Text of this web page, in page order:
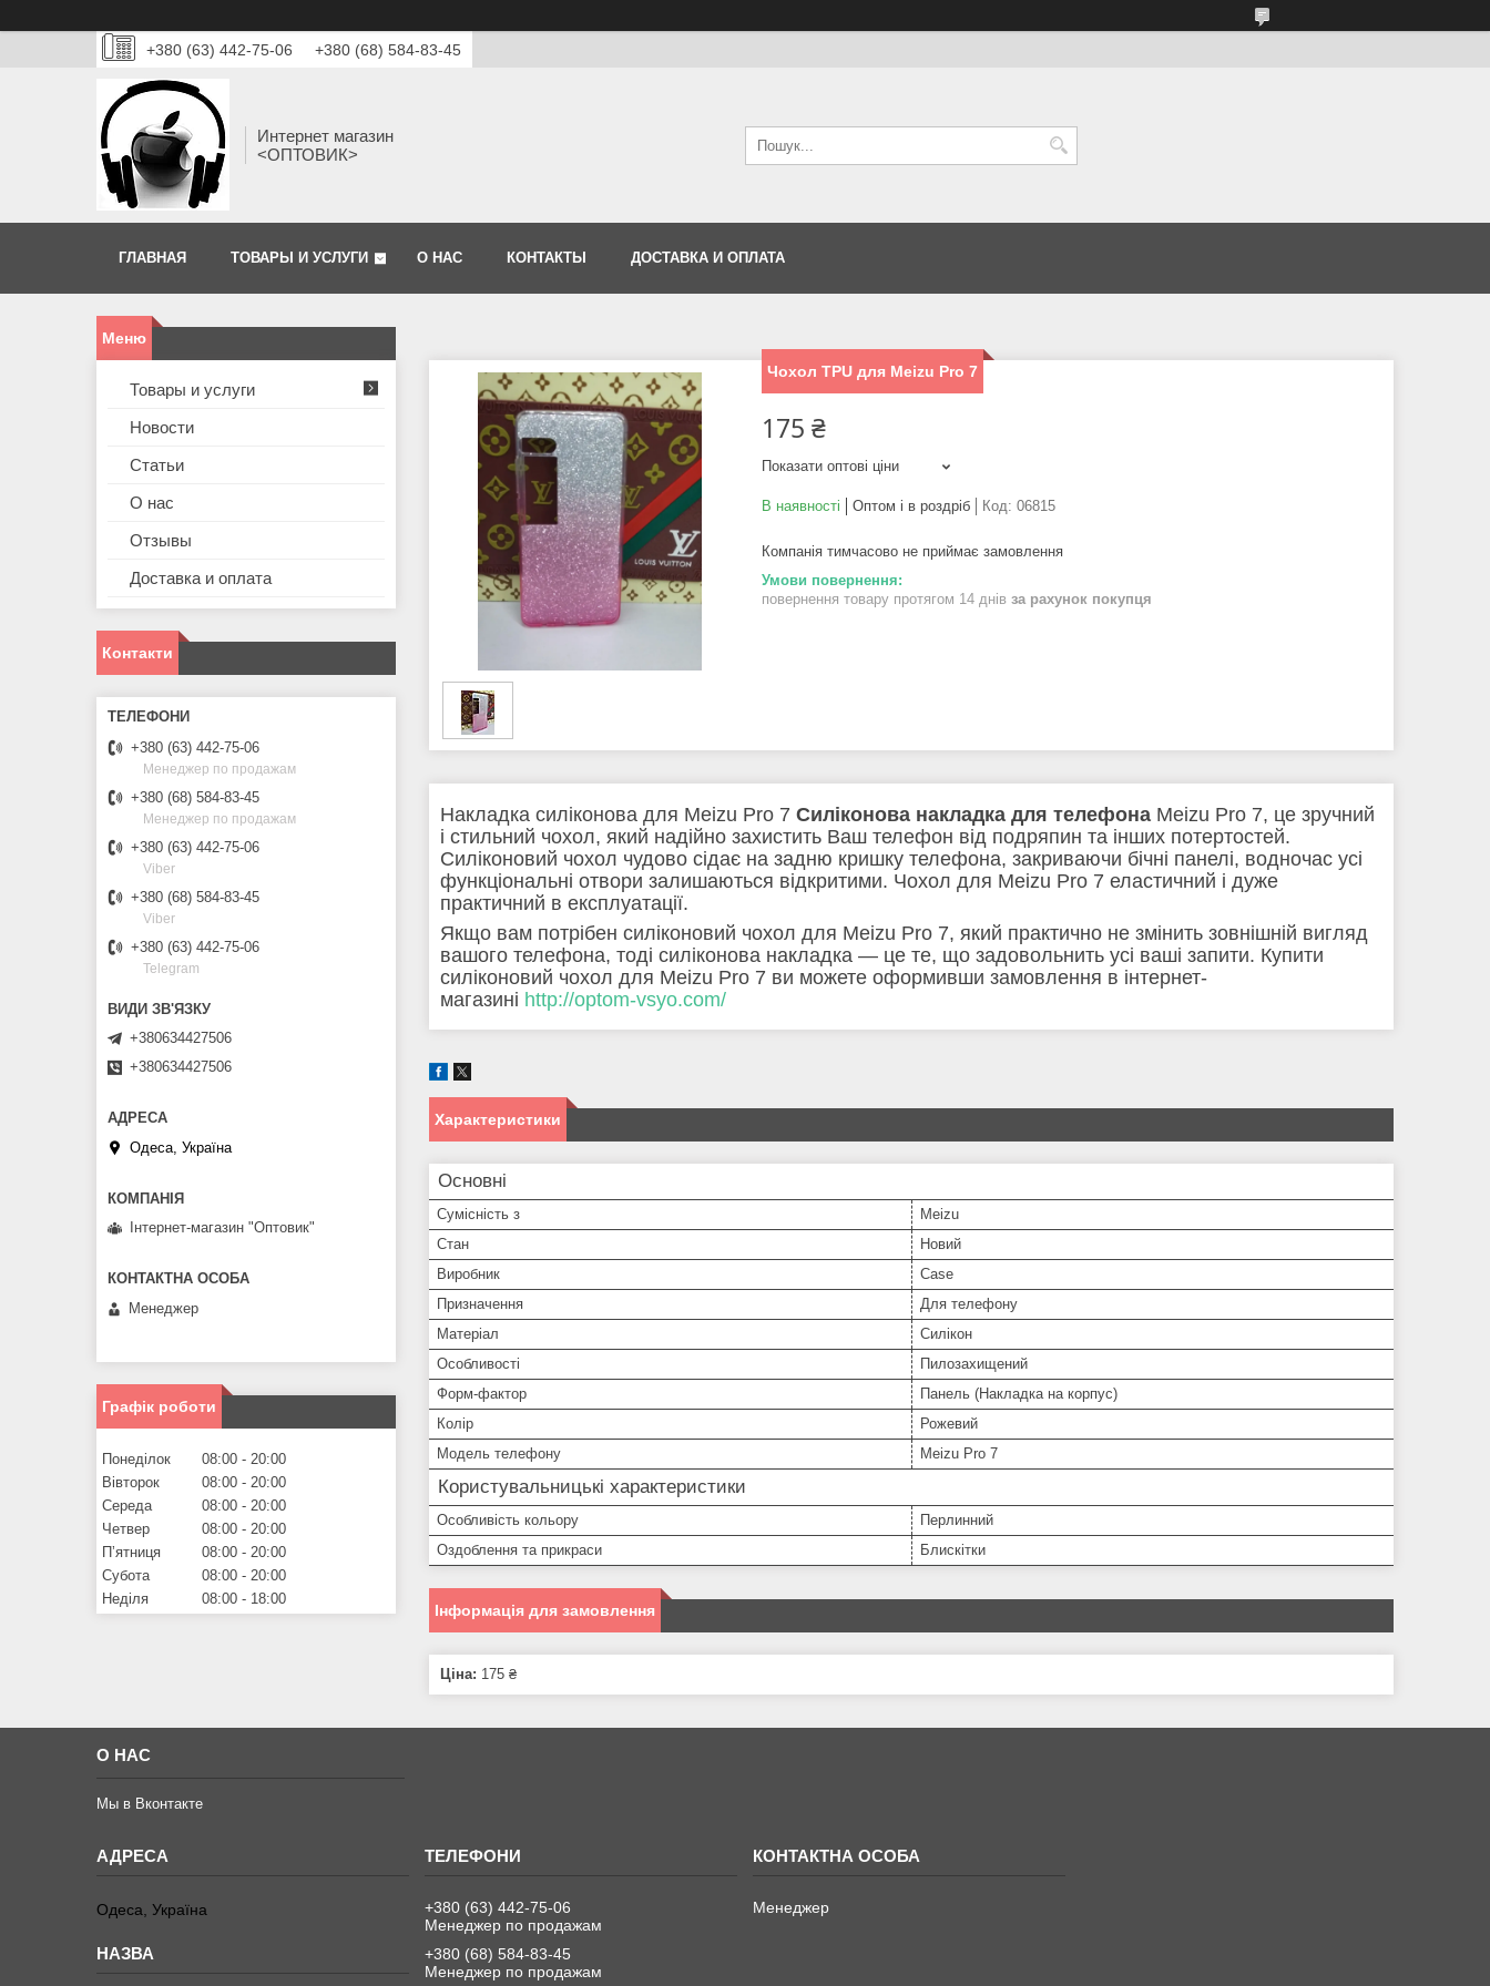
+380 (63) 442-75-06 +380 (68) 584-83-45
Интернет магазин
<ОПТОВИК>
ГЛАВНАЯ ТОВАРЫ И УСЛУГИ О НАС КОНТАКТЫ ДОСТАВКА И ОПЛАТА
Чохол TPU для Meizu Pro 7
175 ₴
Показати оптові ціни
В наявності Оптом і в роздріб Код: 06815
Компанія тимчасово не приймає замовлення
повернення товару протягом 14 днів за рахунок покупця
Накладка силіконова для Meizu Pro 7 Силіконова накладка для телефона Meizu Pro 7, це зручний
і стильний чохол, який надійно захистить Ваш телефон від подряпин та інших потертостей.
Силіконовий чохол чудово сідає на задню кришку телефона, закриваючи бічні панелі, водночас усі
функціональні отвори залишаються відкритими. Чохол для Meizu Pro 7 еластичний і дуже
практичний в експлуатації.
Якщо вам потрібен силіконовий чохол для Meizu Pro 7, який практично не змінить зовнішній вигляд
вашого телефона, тоді силіконова накладка — це те, що задовольнить усі ваші запити. Купити
силіконовий чохол для Meizu Pro 7 ви можете оформивши замовлення в інтернет-
магазині http://optom-vsyo.com/
Характеристики
Основні
Сумісність з
Meizu
Стан
Новий
Виробник
Case
Призначення
Для телефону
Матеріал
Силікон
Особливості
Пилозахищений
Форм-фактор
Панель (Накладка на корпус)
Колір
Рожевий
Модель телефону
Meizu Pro 7
Користувальницькі характеристики
Особливість кольору
Перлинний
Оздоблення та прикраси
Блискітки
Інформація для замовлення
Ціна: 175 ₴
Товары и услуги
Новости
Статьи
О нас
Отзывы
Доставка и оплата
Контакти
+380 (63) 442-75-06
Менеджер по продажам
+380 (68) 584-83-45
Менеджер по продажам
+380 (63) 442-75-06
Viber
+380 (68) 584-83-45
Viber
+380 (63) 442-75-06
Telegram
+380634427506
+380634427506
Одеса, Україна
Інтернет-магазин "Оптовик"
Менеджер
Графік роботи
Понеділок 08:00
20:00
Вівторок
08:00
20:00
Середа
08:00
20:00
Четвер
08:00
20:00
Пʼятниця
08:00
20:00
Субота
08:00
20:00
Неділя
08:00 18:00
О НАС
Мы в Вконтакте
Одеса, Україна
+380 (63) 442-75-06
Менеджер по продажам
+380 (68) 584-83-45
Менеджер по продажам
Менеджер